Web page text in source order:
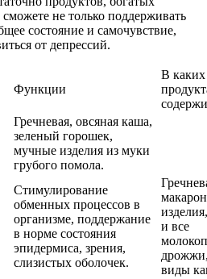
не только поддерживать
состояние и самочувствие,
от депрессий.
Функции
В каких
Гречневая, овсяная каша,
зеленый горошек,
мучные изделия из муки
грубого помола.
Стимулирование
обменных процессов в
организме, поддержание
в норме состояния
эпидермиса, зрения,
слизистых оболочек.
и все
виды